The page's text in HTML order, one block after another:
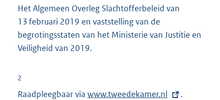
Het Algemeen Overleg Slachtofferbeleid van
13 februari 2019 en vaststelling van de
begrotingsstaten van het Ministerie van Justitie en
Veiligheid van 2019.
2
Raadpleegbaar via E
www.tweedekamer.nl .